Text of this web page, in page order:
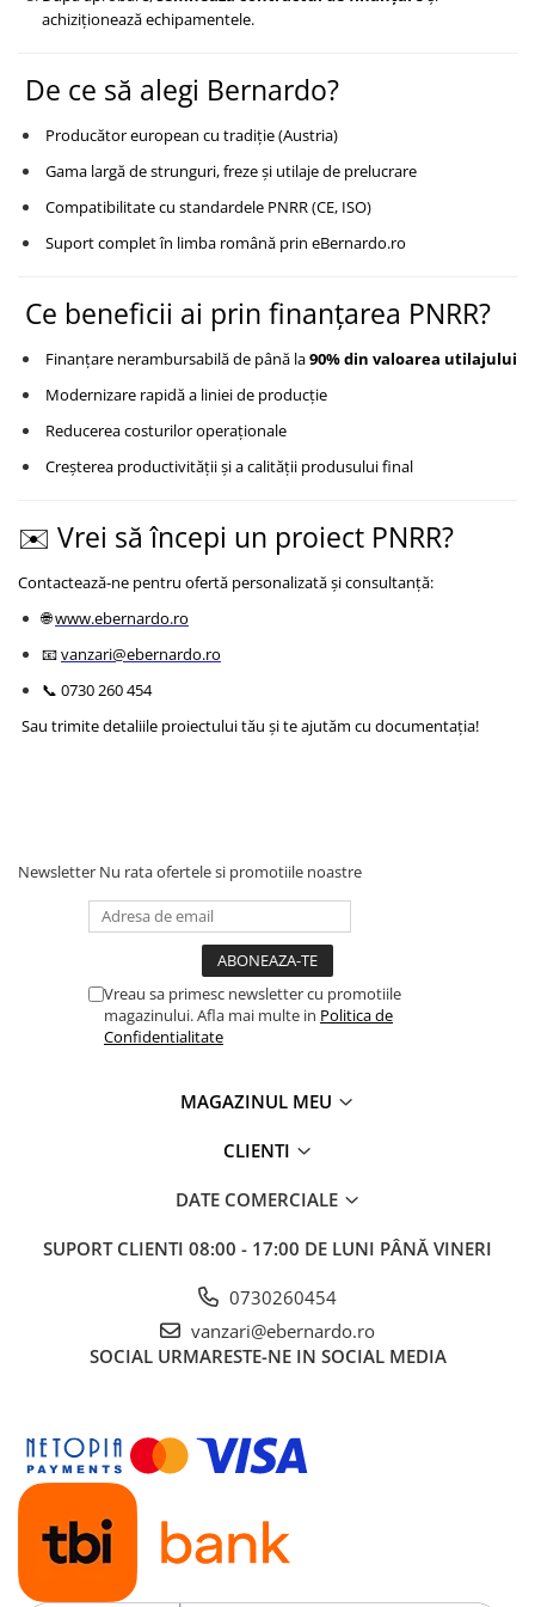
Masini electrice de filetat
Masini de gaurit cu talpa
magnetica
Instalatii de spalare a pieselor
Lame de ferastrau cu varf din
Lame de ferăstrău cu acoperire
TiN
Panze de taiere cu banda verticala
Panze de taiere metal pentru
ferastraie
Roti de lustruit
bandă
Standuri pentru mașini de găurit și
frezat
Standuri pentru mașini de șlefuit
Standuri pentru strunguri metal
Unelte striere
achiziționează echipamentele.
De ce să alegi Bernardo?
Producător european cu tradiție (Austria)
Gama largă de strunguri, freze și utilaje de prelucrare
Compatibilitate cu standardele PNRR (CE, ISO)
Suport complet în limba română prin eBernardo.ro
Ce beneficii ai prin finanțarea PNRR?
Finanțare nerambursabilă de până la90% din valoarea utilajului
Modernizare rapidă a liniei de producție
Reducerea costurilor operaționale
Creșterea productivității și a calității produsului final
✉️ Vrei să începi un proiect PNRR?
Contactează-ne pentru ofertă personalizată și consultanță:
🌐www.ebernardo.ro
📧vanzari@ebernardo.ro
📞 0730 260 454
Sau trimite detaliile proiectului tău și te ajutăm cu documentația!
Newsletter Nu rata ofertele si promotiile noastre
Vreau sa primesc newsletter cu promotiile
magazinului. Afla mai multe in Politica de
Confidentialitate
MAGAZINUL MEU
CLIENTI
DATE COMERCIALE
SUPORT CLIENTI 08:00 - 17:00 DE LUNI PÂNĂ VINERI
0730260454
vanzari@ebernardo.ro
SOCIAL URMARESTE-NE IN SOCIAL MEDIA